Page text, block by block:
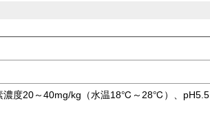
濃度20～40mg/kg（水温18℃～28℃）、pH5.5